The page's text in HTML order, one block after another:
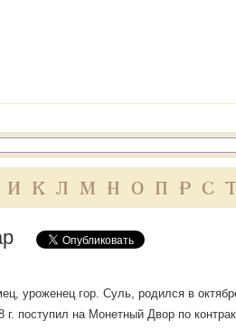
И К Л М Н О П Р С
уроженец гор. Суль, родился в
поступил на Монетный Двор по